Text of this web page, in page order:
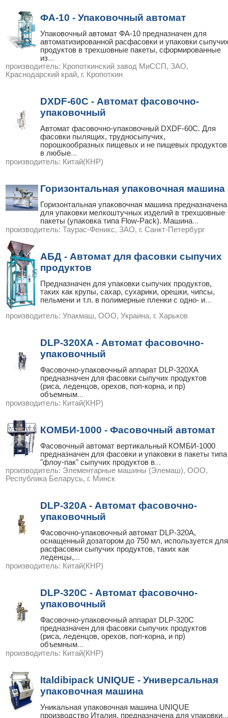
ФА-10 - Упаковочный автомат
Упаковочный автомат ФА-10 предназначен для
автоматизированной расфасовки и упаковки
продуктов в трехшовные пакеты, сформированные
из...
производитель: Кропоткинский завод МиССП, ЗАО,
Краснодарский край, г. Кропоткин
DXDF-60C - Автомат фасовочно-
упаковочный
Автомат фасовочно-упаковочный DXDF-60C. Для
фасовки пылящих, трудносыпучих,
порошкообразных пищевых и не пищевых продуктов
в любые...
производитель: Китай(КНР)
Горизонтальная упаковочная машина
Горизонтальная упаковочная машина предназначена
для упаковки мелкоштучных изделий в трехшовные
пакеты (упаковка типа Flow-Pack). Машина...
производитель: Таурас-Феникс, ЗАО, г. Санкт-Петербург
АБД - Автомат для фасовки сыпучих
продуктов
Предназначен для упаковки сыпучих продуктов,
таких как крупы, сахар, сухарики, орешки, чипсы,
пельмени и т.п. в полимерные пленки с одно- и...
производитель: Упакмаш, ООО, Украина, г. Харьков
DLP-320XA - Автомат фасовочно-
упаковочный
Фасовочно-упаковочный аппарат DLP-320XA
предназначен для фасовки сыпучих продуктов
(риса, леденцов, орехов, поп-корна, и пр)
объемным...
производитель: Китай(КНР)
КОМБИ-1000 - Фасовочный автомат
Фасовочный автомат вертикальный КОМБИ-1000
предназначен для фасовки и упаковки в пакеты типа
"флоу-пак" сыпучих продуктов в...
производитель: Элементарные машины (Элемаш), ООО,
Республика Беларусь, г. Минск
DLP-320A - Автомат фасовочно-
упаковочный
Фасовочно-упаковочный автомат DLP-320A,
оснащенный дозатором до 750 мл, используется для
расфасовки сыпучих продуктов, таких как
леденцы,...
производитель: Китай(КНР)
DLP-320С - Автомат фасовочно-
упаковочный
Фасовочно-упаковочный аппарат DLP-320С
предназначен для фасовки сыпучих продуктов
(риса, леденцов, орехов, поп-корна, и пр)
объемным...
производитель: Китай(КНР)
Italdibipack UNIQUE - Универсальная
упаковочная машина
Уникальная упаковочная машина UNIQUE
производство Италия, предназначена для упаковки...